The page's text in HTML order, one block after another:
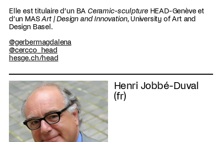
Elle est titulaire d’un BA Ceramic-sculptureHEAD-Genève et
d’un MASArt | Design and Innovation, University of Art and
Design Basel.
@gerbermagdalena
@cercco_head
hesge.ch/head
Henri Jobbé-Duval
(fr)